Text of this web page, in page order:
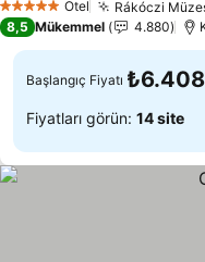
5 Yıldız Otel Rákóczi
8,5 Mükemmel 4.880
Başlangıç Fiyatı ₺6.408
Fiyatları görün: 14 site